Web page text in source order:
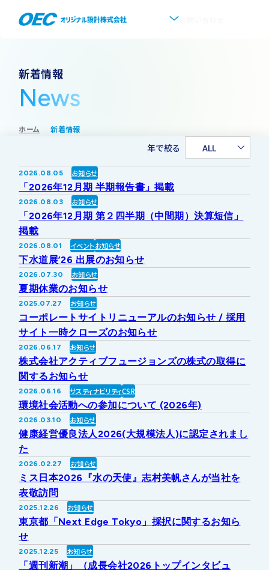
企業情報
会社概要
代表挨拶
沿革
事業所・アクセス
グループ会社について
協業・パートナー募集
採用情報
事業紹介
事業一覧
上水道
下水道
ソフトウェア開発
その他事業
新しい取り組み
IR情報
IRトップ
株式・株主情報
IRニュース
IRライブラリー
IRカレンダー
個人投資家の皆様へ
IR方針・免責事項
For Overseas
新着情報
採用情報
協業・パートナー募集
お問い合わせ
公式 広報
新着情報
News
ホーム 新着情報
年で絞る ALL
2026.08.05 お知らせ
「2026年12月期 半期報告書」掲載
2026.08.03 お知らせ
「2026年12月期 第２四半期（中間期）決算短信」
掲載
2026.08.01 イベントお知らせ
下水道展’26 出展のお知らせ
2026.07.30 お知らせ
夏期休業のお知らせ
2025.07.27 お知らせ
コーポレートサイトリニューアルのお知らせ / 採用
サイト一時クローズのお知らせ
2026.06.17 お知らせ
株式会社アクティブフュージョンズの株式の取得に
関するお知らせ
2026.06.16 サスティナビリティCSR
環境社会活動への参加について (2026年)
2026.03.10 お知らせ
健康経営優良法人2026(大規模法人)に認定されまし
た
2026.02.27 お知らせ
ミス日本2026『水の天使』志村美帆さんが当社を
表敬訪問
2025.12.26 お知らせ
東京都「Next Edge Tokyo」採択に関するお知ら
せ
2025.12.25 お知らせ
「週刊新潮」（成長会社2026トップインタビュ